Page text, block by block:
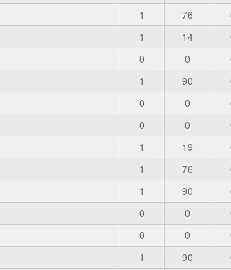
1 76
1 14
0 0
1 90
0 0
0 0
1 19
1 76
1 90
0 0
0 0
1 90